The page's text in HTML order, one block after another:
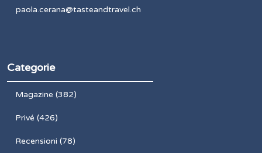
paola.cerana@tasteandtravel.ch
Categorie
Magazine (382)
Privé (426)
Recensioni (78)